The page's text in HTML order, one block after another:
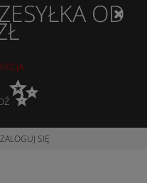
OD
✨
ZALOGUJ SIĘ